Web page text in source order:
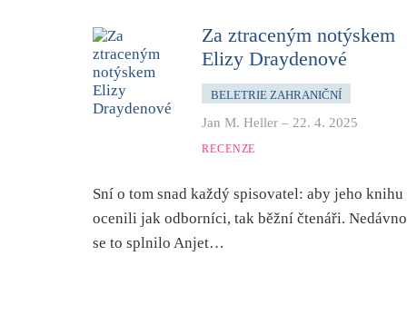
Za ztraceným notýskem
Elizy Draydenové
BELETRIE ZAHRANIČNÍ
Jan M. Heller – 22. 4. 2025
RECENZE
Sní o tom snad každý spisovatel: aby jeho knihu
ocenili jak odborníci, tak běžní čtenáři. Nedávno
se to splnilo Anjet…